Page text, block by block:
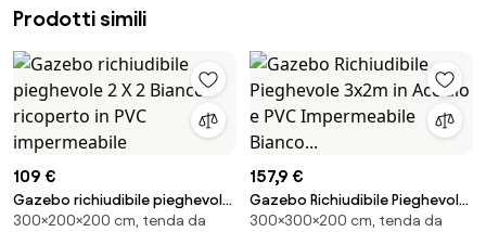
Prodotti simili
109 €
Gazebo richiudibile pieghevole
2 X 2 Bianco ricoperto in PVC
300×200×200 cm, tenda da
157,9 €
Gazebo Richiudibile Pieghevole
3x2m in Acciaio e PVC
300×300×200 cm, tenda da